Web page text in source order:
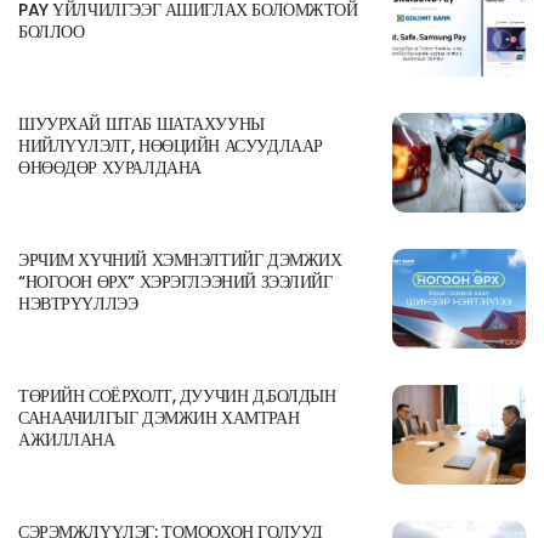
PAY ҮЙЛЧИЛГЭЭГ АШИГЛАХ БОЛОМЖТОЙ
БОЛЛОО
ШУУРХАЙ ШТАБ ШАТАХУУНЫ
НИЙЛҮҮЛЭЛТ, НӨӨЦИЙН АСУУДЛААР
ӨНӨӨДӨР ХУРАЛДАНА
ЭРЧИМ ХҮЧНИЙ ХЭМНЭЛТИЙГ ДЭМЖИХ
“НОГООН ӨРХ” ХЭРЭГЛЭЭНИЙ ЗЭЭЛИЙГ
НЭВТРҮҮЛЛЭЭ
ТӨРИЙН СОЁРХОЛТ, ДУУЧИН Д.БОЛДЫН
САНААЧИЛГЫГ ДЭМЖИН ХАМТРАН
АЖИЛЛАНА
СЭРЭМЖЛҮҮЛЭГ: ТОМООХОН ГОЛУУД